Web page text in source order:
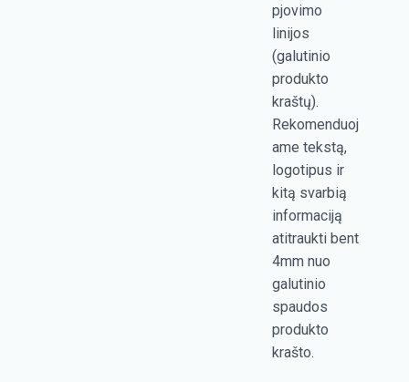
pjovimo
linijos
(galutinio
produkto
kraštų).
Rekomenduoj
ame tekstą,
logotipus ir
kitą svarbią
informaciją
atitraukti bent
4mm nuo
galutinio
spaudos
produkto
krašto.